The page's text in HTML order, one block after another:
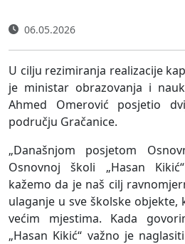
06.05.2026
U cilju rezimiranja realizacije
je ministar obrazovanja i
Ahmed Omerović posjetio
području Gračanice.
„Današnjom posjetom
Osnovnoj školi „Hasan
kažemo da je naš cilj
ulaganje u sve školske
većim mjestima. Kada
„Hasan Kikić“ važno je